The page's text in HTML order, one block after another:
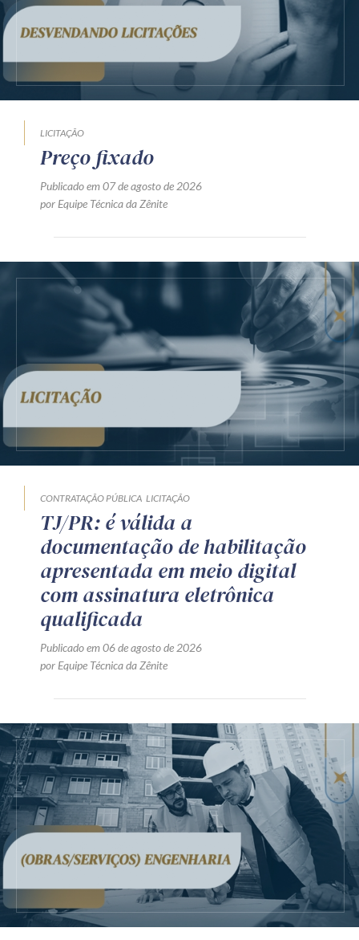
LICITAÇÃO
Preço fixado
Publicado em 07 de agosto de 2026
por Equipe Técnica da Zênite
CONTRATAÇÃO PÚBLICA LICITAÇÃO
TJ/PR: é válida a
documentação de habilitação
apresentada em meio digital
com assinatura eletrônica
qualificada
Publicado em 06 de agosto de 2026
por Equipe Técnica da Zênite